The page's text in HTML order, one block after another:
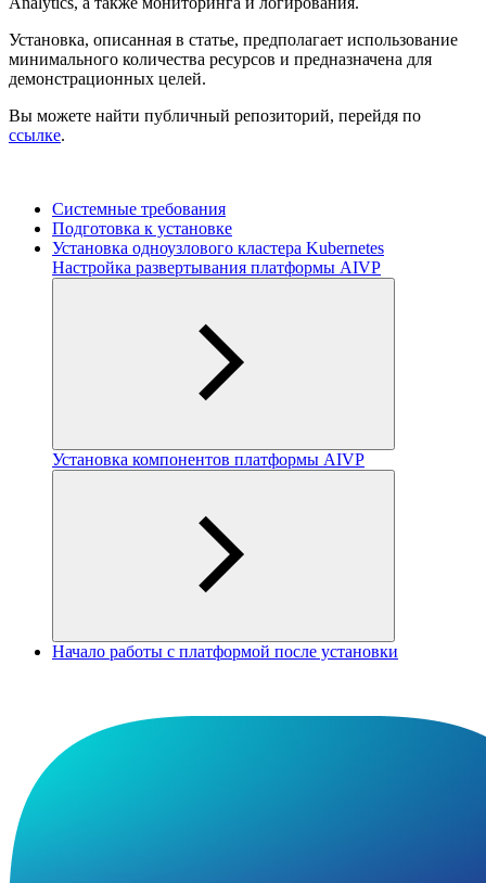
Установка, описанная в статье, предполагает использование
минимального количества ресурсов и предназначена для
демонстрационных целей.
Вы можете найти публичный репозиторий, перейдя по
ссылке.
Системные требования
Подготовка к установке
Установка одноузлового кластера Kubernetes
Настройка развертывания платформы AIVP
Установка компонентов платформы AIVP
Начало работы с платформой после установки